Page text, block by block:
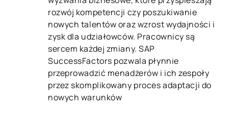
rozwój kompetencji czy poszukiwanie
nowych talentów oraz wzrost wydajności i
zysk dla udziałowców. Pracownicy są
sercem każdej zmiany. SAP
SuccessFactors pozwala płynnie
przeprowadzić menadżerów i ich zespoły
przez skomplikowany proces adaptacji do
nowych warunków